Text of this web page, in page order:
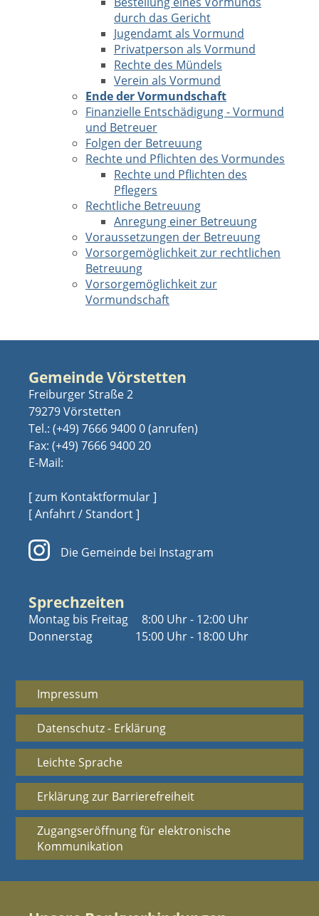
durch das Gericht
Jugendamt als Vormund
Privatperson als Vormund
Rechte des Mündels
Verein als Vormund
Ende der Vormundschaft
Finanzielle Entschädigung - Vormund
und Betreuer
Folgen der Betreuung
Rechte und Pflichten des Vormundes
Rechte und Pflichten des
Pflegers
Rechtliche Betreuung
Anregung einer Betreuung
Voraussetzungen der Betreuung
Vorsorgemöglichkeit zur rechtlichen
Betreuung
Vorsorgemöglichkeit zur
Vormundschaft
Gemeinde Vörstetten
Freiburger Straße 2
79279 Vörstetten
Tel.: (+49) 7666 9400 0
Fax: (+49) 7666 9400 20
E-Mail:
[ zum Kontaktformular ]
[ Anfahrt / Standort ]
Die Gemeinde bei Instagram
Sprechzeiten
Montag bis Freitag
Donnerstag
8:00 Uhr - 12:00 Uhr
15:00 Uhr - 18:00 Uhr
Impressum
Datenschutz - Erklärung
Leichte Sprache
Erklärung zur Barrierefreiheit
Zugangseröffnung für elektronische
Kommunikation